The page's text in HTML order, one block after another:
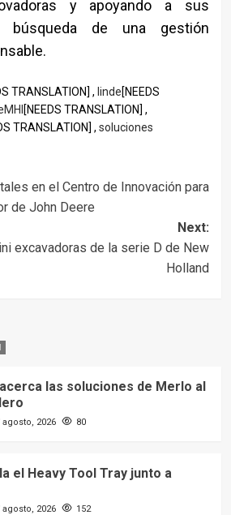
y apoyando a sus
de una gestión
TRANSLATION] , linde[NEEDS
[NEEDS TRANSLATION] ,
TRANSLATION] , soluciones
en el Centro de Innovación para
de John Deere
Next:
excavadoras de la serie D de New
Holland
las soluciones de Merlo al
agosto, 2026
80
el Heavy Tool Tray junto a
agosto, 2026
152